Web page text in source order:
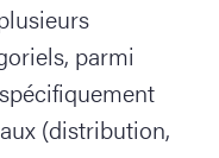
parmi
(distribution,